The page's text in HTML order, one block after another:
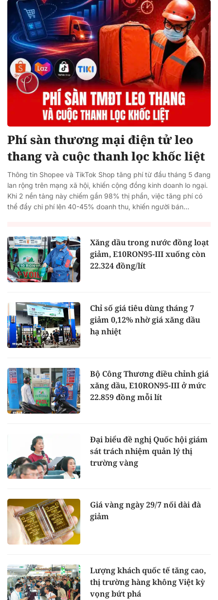
Phí sàn thương mại điện tử leo
thang và cuộc thanh lọc khốc liệt
Thông tin Shopee và TikTok Shop tăng phí từ đầu tháng 5 đang
lan rộng trên mạng xã hội, khiến cộng đồng kinh doanh lo ngại.
Khi 2 nền tảng này chiếm gần 98% thị phần, việc tăng phí có
thể đẩy chi phí lên 40-45% doanh thu, khiến người bán...
Xăng dầu trong nước đồng loạt
giảm, E10RON95-III xuống còn
22.324 đồng/lít
Chỉ số giá tiêu dùng tháng 7
giảm 0,12% nhờ giá xăng dầu
hạ nhiệt
Bộ Công Thương điều chỉnh giá
xăng dầu, E10RON95-III ở mức
22.859 đồng mỗi lít
Đại biểu đề nghị Quốc hội giám
sát trách nhiệm quản lý thị
trường vàng
Giá vàng ngày 29/7 nối dài đà
giảm
Lượng khách quốc tế tăng cao,
thị trường hàng không Việt kỳ
vọng bứt phá